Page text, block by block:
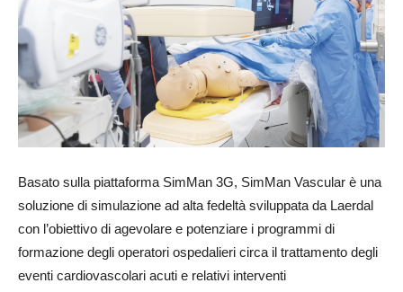
Basato sulla piattaforma SimMan 3G, SimMan Vascular è una
soluzione di simulazione ad alta fedeltà sviluppata da Laerdal
con l’obiettivo di agevolare e potenziare i programmi di
formazione degli operatori ospedalieri circa il trattamento degli
eventi cardiovascolari acuti e relativi interventi